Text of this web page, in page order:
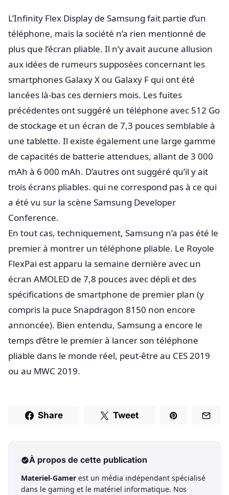
L’Infinity Flex Display de Samsung fait partie d’un
téléphone, mais la société n’a rien mentionné de
plus que l’écran pliable. Il n’y avait aucune allusion
aux idées de rumeurs supposées concernant les
smartphones Galaxy X ou Galaxy F qui ont été
lancées là-bas ces derniers mois. Les fuites
précédentes ont suggéré un téléphone avec 512 Go
de stockage et un écran de 7,3 pouces semblable à
une tablette. Il existe également une large gamme
de capacités de batterie attendues, allant de 3 000
mAh à 6 000 mAh. D’autres ont suggéré qu’il y ait
trois écrans pliables. qui ne correspond pas à ce qui
a été vu sur la scène Samsung Developer
Conference.
En tout cas, techniquement, Samsung n’a pas été le
premier à montrer un téléphone pliable. Le Royole
FlexPai est apparu la semaine dernière avec un
écran AMOLED de 7,8 pouces avec dépli et des
spécifications de smartphone de premier plan (y
compris la puce Snapdragon 8150 non encore
annoncée). Bien entendu, Samsung a encore le
temps d’être le premier à lancer son téléphone
pliable dans le monde réel, peut-être au CES 2019
ou au MWC 2019.
Share Tweet
À propos de cette publication
Materiel-Gamer est un média indépendant spécialisé
dans le gaming et le matériel informatique. Nos